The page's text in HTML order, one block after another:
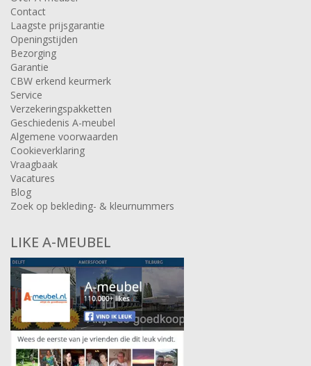
Contact
Laagste prijsgarantie
Openingstijden
Bezorging
Garantie
CBW erkend keurmerk
Service
Verzekeringspakketten
Geschiedenis A-meubel
Algemene voorwaarden
Cookieverklaring
Vraagbaak
Vacatures
Blog
Zoek op bekleding- & kleurnummers
LIKE A-MEUBEL